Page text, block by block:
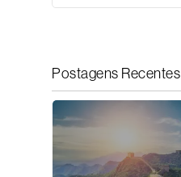
Postagens Recentes